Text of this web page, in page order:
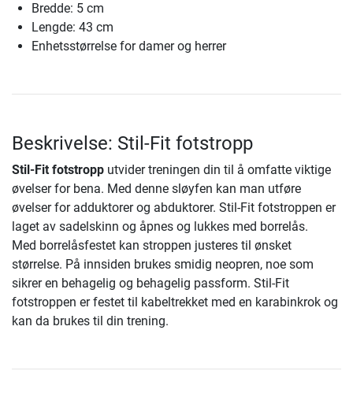
Bredde: 5 cm
Lengde: 43 cm
Enhetsstørrelse for damer og herrer
Beskrivelse: Stil-Fit fotstropp
Stil-Fit fotstropp utvider treningen din til å omfatte viktige
øvelser for bena. Med denne sløyfen kan man utføre
øvelser for adduktorer og abduktorer. Stil-Fit fotstroppen er
laget av sadelskinn og åpnes og lukkes med borrelås.
Med borrelåsfestet kan stroppen justeres til ønsket
størrelse. På innsiden brukes smidig neopren, noe som
sikrer en behagelig og behagelig passform. Stil-Fit
fotstroppen er festet til kabeltrekket med en karabinkrok og
kan da brukes til din trening.